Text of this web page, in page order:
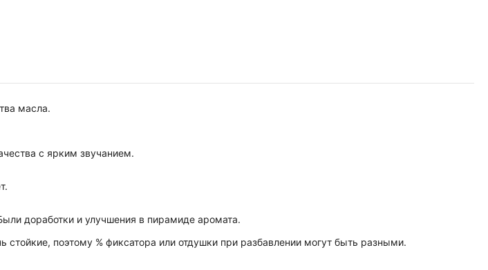
масла.
с ярким звучанием.
доработки и улучшения в пирамиде аромата.
поэтому % фиксатора или отдушки при разбавлении могут быть разными.